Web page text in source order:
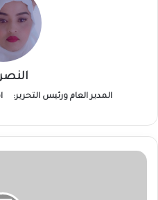
المدير العام ورئيس التحرير:
د.